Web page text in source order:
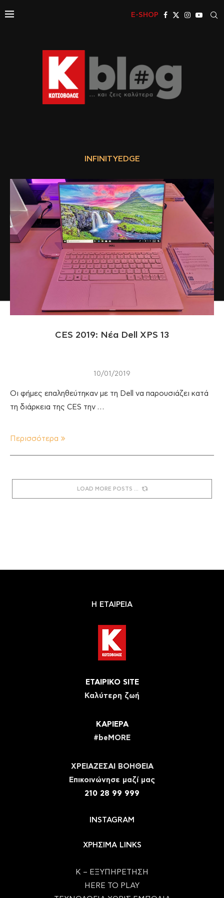
E-SHOP
INFINITYEDGE
CES 2019: Νέα Dell XPS 13
10/01/2019
Οι φήμες επαληθεύτηκαν με τη Dell να παρουσιάζει κατά
τη διάρκεια της CES την …
Περισσότερα
LOAD MORE POSTS
Η ΕΤΑΙΡΕΙΑ
ΕΤΑΙΡΙΚΟ SITE
Καλύτερη ζωή
ΚΑΡΙΕΡΑ
#beMORE
ΧΡΕΙΑΖΕΣΑΙ ΒΟΗΘΕΙΑ
Eπικοινώνησε μαζί μας
210 28 99 999
INSTAGRAM
ΧΡΗΣΙΜΑ LINKS
Κ – ΕΞΥΠΗΡΕΤΗΣΗ
HERE TO PLAY